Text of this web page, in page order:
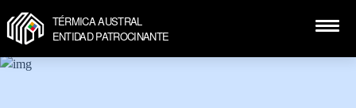
TÉRMICA AUSTRAL
ENTIDAD PATROCINANTE